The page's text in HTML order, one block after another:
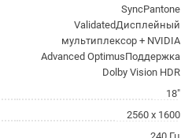
SyncPantone
ValidatedДисплейный
мультиплексор + NVIDIA
Advanced OptimusПоддержка
Dolby Vision HDR
18"
2560 x 1600